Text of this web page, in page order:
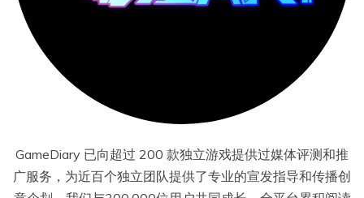
GameDiary 已向超过 200 款独立游戏提供过媒体评测和推
广服务，为近百个独立团队提供了专业的宣发指导和传播创